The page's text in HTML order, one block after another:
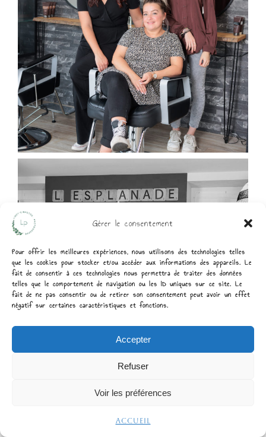
Gérer le consentement
Pour offrir les meilleures expériences, nous utilisons des technologies telles
que les cookies pour stocker et/ou accéder aux informations des appareils. Le
fait de consentir à ces technologies nous permettra de traiter des données
telles que le comportement de navigation ou les ID uniques sur ce site. Le
fait de ne pas consentir ou de retirer son consentement peut avoir un effet
négatif sur certaines caractéristiques et fonctions.
Accepter
Refuser
Voir les préférences
Accueil